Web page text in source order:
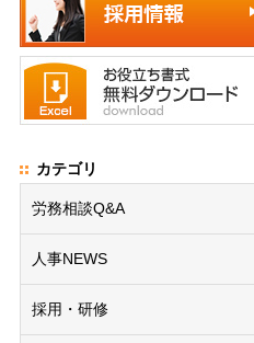
カテゴリ
労務相談Q&A
人事NEWS
採用・研修